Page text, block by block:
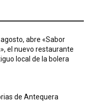
abre «Sabor
el nuevo restaurante
local de la bolera
de Antequera